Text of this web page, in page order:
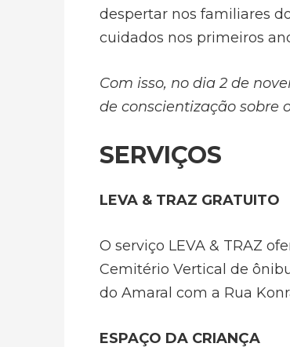
despertar nos familiares
cuidados nos primeiros
Com isso, no dia 2 de
de conscientização sobre
SERVIÇOS
LEVA & TRAZ GRATUITO
O serviço LEVA & TRAZ
Cemitério Vertical de
do Amaral com a Rua
ESPAÇO DA CRIANÇA